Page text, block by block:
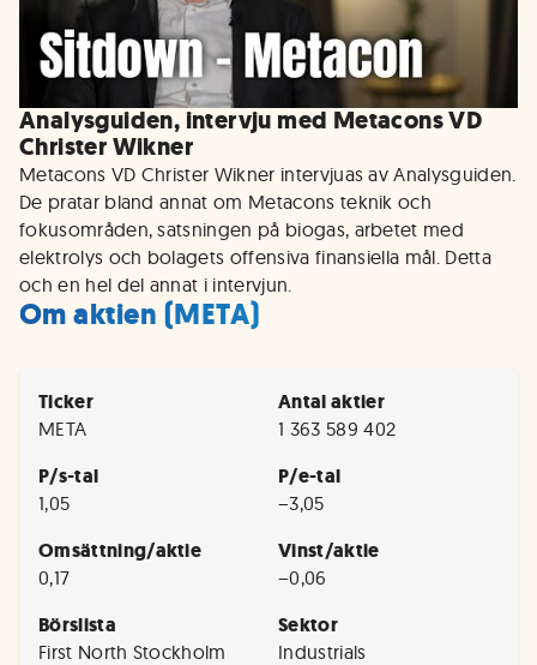
Analysguiden, intervju med Metacons VD
Christer Wikner
Metacons VD Christer Wikner intervjuas av Analysguiden.
De pratar bland annat om Metacons teknik och
fokusområden, satsningen på biogas, arbetet med
elektrolys och bolagets offensiva finansiella mål. Detta
och en hel del annat i intervjun.
Om aktien (META)
Ticker
META
Antal aktier
1 363 589 402
P/s-tal
1,05
P/e-tal
−3,05
Omsättning/aktie
0,17
Vinst/aktie
−0,06
Börslista
First North Stockholm
Sektor
Industrials